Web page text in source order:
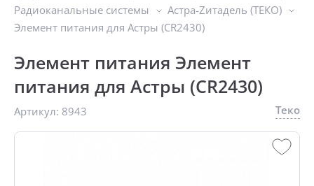
Радиоканальные системы
Астра-Zитадель (ТЕКО)
Элемент питания для Астры (CR2430)
Элемент питания Элемент
питания для Астры (CR2430)
Артикул: 8943 Теко